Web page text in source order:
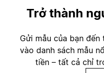
Trở thành
Gửi mẫu của bạn
vào danh sách mẫu
tiền – tất cả chỉ